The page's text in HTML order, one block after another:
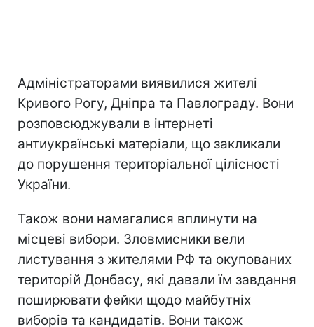
Адміністраторами виявилися жителі
Кривого Рогу, Дніпра та Павлограду. Вони
розповсюджували в інтернеті
антиукраїнські матеріали, що закликали
до порушення територіальної цілісності
України.
Також вони намагалися вплинути на
місцеві вибори. Зловмисники вели
листування з жителями РФ та окупованих
територій Донбасу, які давали їм завдання
поширювати фейки щодо майбутніх
виборів та кандидатів. Вони також